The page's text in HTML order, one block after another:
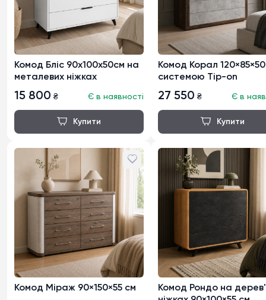
Комод Бліс 90х100х50см на
металевих ніжках
15 800 ₴ Є в наявності
Комод Корал
системою Tip-on
27 550 ₴ Є в
Комод Міраж 90×150×55 см
Комод Рондо на